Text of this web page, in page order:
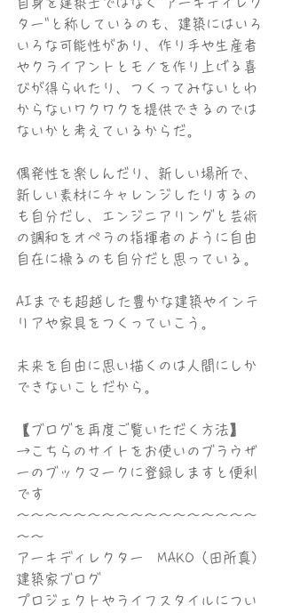
ター"と称しているのも、建築にはいろ
いろな可能性があり、作り手や生産者
やクライアントとモノを作り上げる喜
びが得られたり、つくってみないとわ
からないワクワクを提供できるのでは
ないかと考えているからだ。
偶発性を楽しんだり、新しい場所で、
新しい素材にチャレンジしたりするの
も自分だし、エンジニアリングと芸術
の調和をオペラの指揮者のように自由
自在に操るのも自分だと思っている。
AIまでも超越した豊かな建築やインテ
リアや家具をつくっていこう。
未来を自由に思い描くのは人間にしか
できないことだから。
【ブログを再度ご覧いただく方法】
→こちらのサイトをお使いのブラウザ
ーのブックマークに登録しますと便利
です
〜〜〜〜〜〜〜〜〜〜〜〜〜〜〜〜〜
〜〜
アーキディレクター　MAKO（田所真）
建築家ブログ
プロジェクトやライフスタイルについ